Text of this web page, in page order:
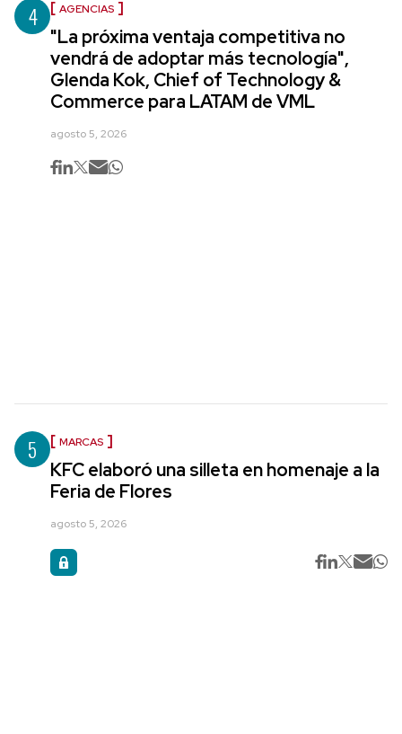
4 AGENCIAS
"La próxima ventaja competitiva no
vendrá de adoptar más tecnología",
Glenda Kok, Chief of Technology &
Commerce para LATAM de VML
agosto 5, 2026
5 MARCAS
KFC elaboró una silleta en homenaje a la
Feria de Flores
agosto 5, 2026